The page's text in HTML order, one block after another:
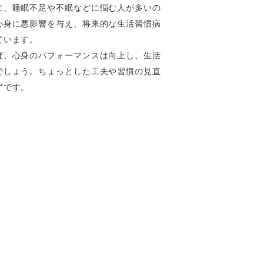
睡眠不足や不眠などに悩む人が多いの
に悪影響を与え、将来的な生活習慣病
ます。
心身のパフォーマンスは向上し、生活
ょう。ちょっとした工夫や習慣の見直
す。